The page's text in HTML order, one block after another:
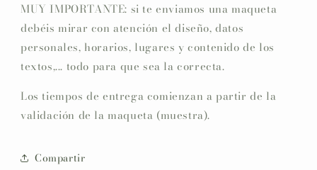
MUY IMPORTANTE: si te enviamos una maqueta
debéis mirar con atención el diseño, datos
personales, horarios, lugares y contenido de los
textos,... todo para que sea la correcta.
Los tiempos de entrega comienzan a partir de la
validación de la maqueta (muestra).
Compartir